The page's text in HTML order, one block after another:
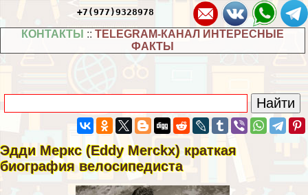
+7(977)9328978
КОНТАКТЫ :: TELEGRAM-КАНАЛ ИНТЕРЕСНЫЕ
ФАКТЫ
Эдди Меркс (Eddy Merckx) краткая
биография велосипедиста